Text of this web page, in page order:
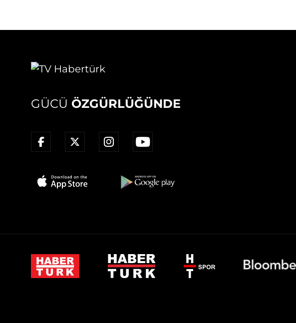
GÜCÜ ÖZGÜRLÜĞÜNDE